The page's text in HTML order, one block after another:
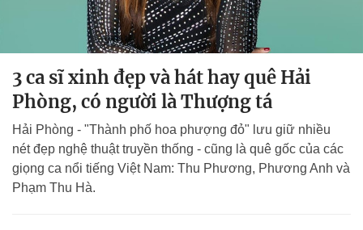
3 ca sĩ xinh đẹp và hát hay quê Hải
Phòng, có người là Thượng tá
Hải Phòng - "Thành phố hoa phượng đỏ" lưu giữ nhiều
nét đẹp nghệ thuật truyền thống - cũng là quê gốc của các
giọng ca nổi tiếng Việt Nam: Thu Phương, Phương Anh và
Phạm Thu Hà.